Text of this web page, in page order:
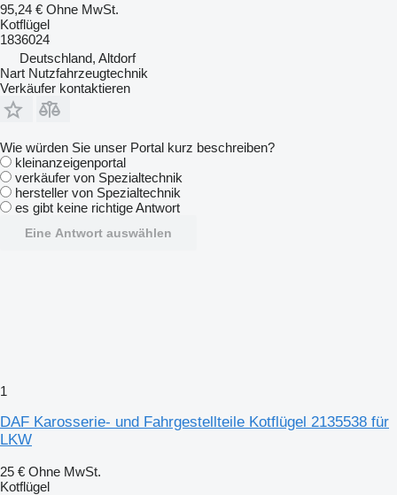
95,24 € Ohne MwSt.
Kotflügel
1836024
Deutschland, Altdorf
Nart Nutzfahrzeugtechnik
Verkäufer kontaktieren
Wie würden Sie unser Portal kurz beschreiben?
kleinanzeigenportal
verkäufer von Spezialtechnik
hersteller von Spezialtechnik
es gibt keine richtige Antwort
Eine Antwort auswählen
1
DAF Karosserie- und Fahrgestellteile Kotflügel 2135538 für
LKW
25 € Ohne MwSt.
Kotflügel